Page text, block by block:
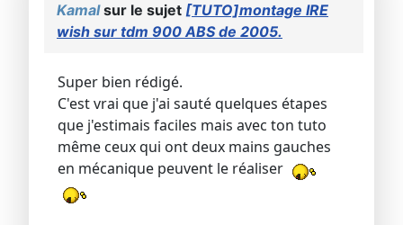
Kamalsur le sujet [TUTO]montage IRE
wish sur tdm 900 ABS de 2005.
Super bien rédigé.
C'est vrai que j'ai sauté quelques étapes
que j'estimais faciles mais avec ton tuto
même ceux qui ont deux mains gauches
en mécanique peuvent le réaliser